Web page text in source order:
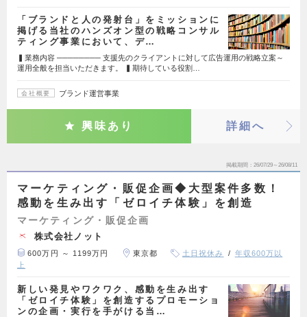
「ブランドと人の発射台」をミッションに
掲げる当社のハンズオン型の戦略コンサル
ティング事業において、デ…
▍業務内容 ──────── 支援先のクライアントに対して広告運用の戦略立案～
運用全般を担当いただきます。 ▍期待している役割…
会社概要 ブランド運営事業
興味あり 詳細へ
掲載期間 26/07/29～26/08/11
マーケティング・販促企画◆大型案件多数！
感動を生み出す「ゼロイチ体験」を創造
マーケティング・販促企画
株式会社ノット
600万円 ～ 1199万円 東京都 土日祝休み
年収600万以
上
新しい発見やワクワク、感動を生み出す
「ゼロイチ体験」を創造するプロモーショ
ンの企画・実行を手がける当…